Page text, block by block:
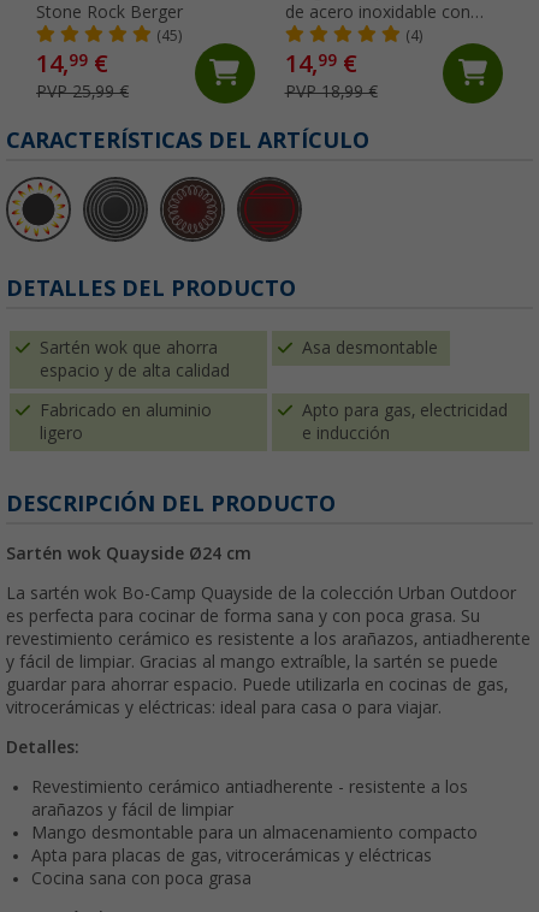
Stone Rock Berger
(45)
14,99 €
PVP 25,99 €
de acero inoxidable con
revestimiento cerámico Ø
22 cm
(4)
14,99€
PVP 18,99 €
CARACTERÍSTICAS DEL ARTÍCULO
DETALLES DEL PRODUCTO
Sartén wok que ahorra
espacio y de alta calidad
Asa desmontable
Fabricado en aluminio
ligero
Apto para gas, electricidad
e inducción
DESCRIPCIÓN DEL PRODUCTO
Sartén wok Quayside Ø24 cm
La sartén wok Bo-Camp Quayside de la colección Urban Outdoor
es perfecta para cocinar de forma sana y con poca grasa. Su
revestimiento cerámico es resistente a los arañazos, antiadherente
y fácil de limpiar. Gracias al mango extraíble, la sartén se puede
guardar para ahorrar espacio. Puede utilizarla en cocinas de gas,
vitrocerámicas y eléctricas: ideal para casa o para viajar.
Detalles:
Revestimiento cerámico antiadherente - resistente a los
arañazos y fácil de limpiar
Mango desmontable para un almacenamiento compacto
Apta para placas de gas, vitrocerámicas y eléctricas
Cocina sana con poca grasa